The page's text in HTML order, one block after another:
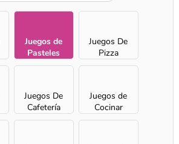
Juegos de
Pasteles
Juegos De
Pizza
Juegos De
Cafetería
Juegos de
Cocinar